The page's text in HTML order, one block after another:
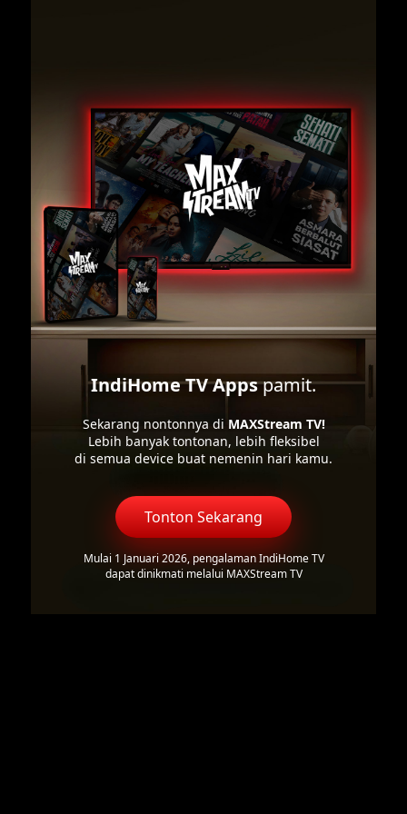
IndiHome TV Appspamit.
Sekarang nontonnya di MAXStream TV!
Lebih banyak tontonan, lebih fleksibel
di semua device buat nemenin hari kamu.
Tonton Sekarang
Mulai 1 Januari 2026, pengalaman IndiHome TV
dapat dinikmati melalui MAXStream TV